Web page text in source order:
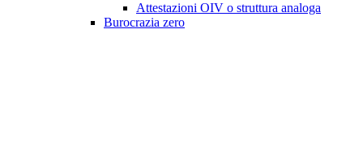
Attestazioni OIV o struttura analoga
Burocrazia zero